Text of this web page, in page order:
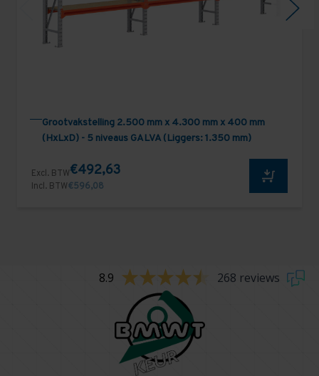
Grootvakstelling 2.500 mm x 4.300 mm x 400 mm
(HxLxD) - 5 niveaus GALVA (Liggers: 1.350 mm)
Excl. BTW€492,63
Incl. BTW€596,08
8.9 268 reviews